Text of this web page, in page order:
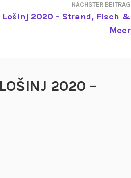
NÄCHSTER BEITRAG
Lošinj 2020 – Strand, Fisch &
Meer
LOŠINJ 2020 –